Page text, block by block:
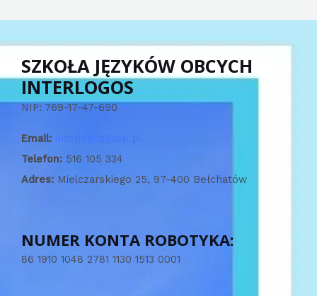
SZKOŁA JĘZYKÓW OBCYCH
INTERLOGOS
NIP: 769-17-47-690
Email:
Telefon: 516 105 334
Adres: Mielczarskiego 25, 97-400 Bełchatów
NUMER KONTA ROBOTYKA:
86 1910 1048 2781 1130 1513 0001